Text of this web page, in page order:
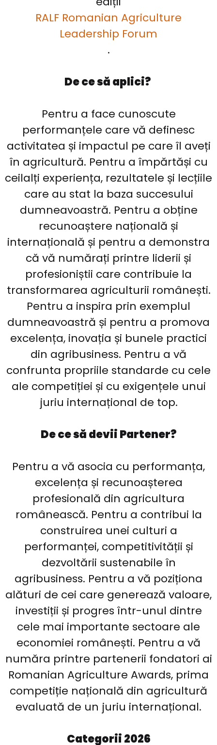
RALF Romanian Agriculture
Leadership Forum
.
De ce să aplici?
Pentru a face cunoscute
performanțele care vă definesc
activitatea și impactul pe care îl aveți
în agricultură. Pentru a împărtăși cu
ceilalți experiența, rezultatele și lecțiile
care au stat la baza succesului
dumneavoastră. Pentru a obține
recunoaștere națională și
internațională și pentru a demonstra
că vă numărați printre liderii și
profesioniștii care contribuie la
transformarea agriculturii românești.
Pentru a inspira prin exemplul
dumneavoastră și pentru a promova
excelența, inovația și bunele practici
din agribusiness. Pentru a vă
confrunta propriile standarde cu cele
ale competiției și cu exigențele unui
juriu internațional de top.
De ce să devii Partener?
Pentru a vă asocia cu performanța,
excelența și recunoașterea
profesională din agricultura
românească. Pentru a contribui la
construirea unei culturi a
performanței, competitivității și
dezvoltării sustenabile în
agribusiness. Pentru a vă poziționa
alături de cei care generează valoare,
investiții și progres într-unul dintre
cele mai importante sectoare ale
economiei românești. Pentru a vă
număra printre partenerii fondatori ai
Romanian Agriculture Awards, prima
competiție națională din agricultură
evaluată de un juriu internațional.
Categorii 2026